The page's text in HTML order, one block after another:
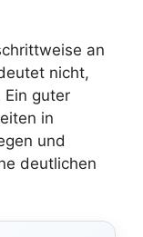
an
nicht,
Ein guter
in
und
deutlichen